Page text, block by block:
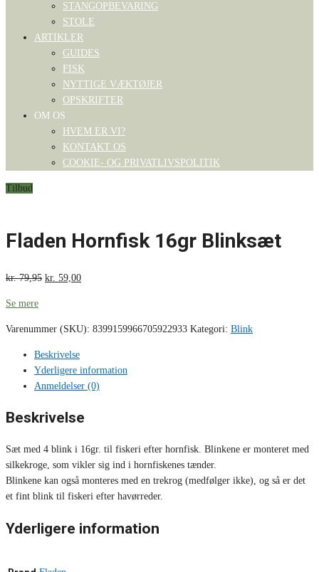
STANGOPBEVARING
STOLE
ARTIKLER
GUIDES
FISK
NYTTIGE VÆKTØJER
OPSKRIFTER
OM OS
HVEM ER VI?
KONTAKT OS
COOKIE- OG PRIVATLIVSPOLITIK
Tilbud
Fladen Hornfisk 16gr Blinksæt
kr.79,95 kr. 59,00
Se mere
Varenummer (SKU): 8399159966705922933 Kategori: Blink
Beskrivelse
Yderligere information
Anmeldelser (0)
Beskrivelse
Sæt med 4 blink i 16gr. til fiskeri efter hornfisk. Blinkene er monteret med
silkekroge, som vikler sig ind i hornfiskenes tænder.
Blinkene kan også monteres med en trekrog (medfølger ikke), og så er det
et fint blink til fiskeri efter havørreder.
Yderligere information